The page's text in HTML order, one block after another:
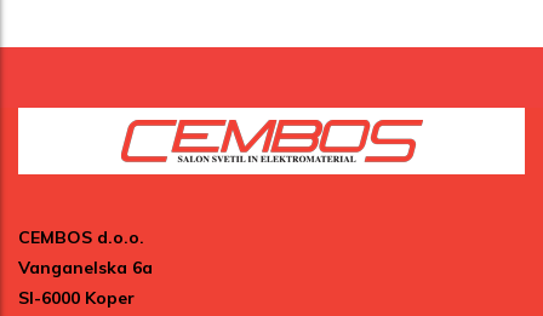
CEMBOS d.o.o.
Vanganelska 6a
SI-6000 Koper